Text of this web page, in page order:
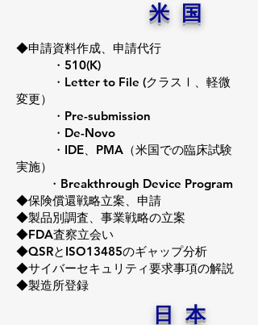
米 国
◆申請資料作成、申請代行
・510(K)
・Letter to File (クラスⅠ、軽微
変更）
・Pre-submission
・De-Novo
・IDE、PMA（米国での臨床試験
実施）
・Breakthrough Device Program
◆保険償還戦略立案、申請
◆製品別調査、事業戦略の立案
◆FDA査察立会い
◆QSRとISO13485のギャップ分析
◆サイバーセキュリティ要求事項の解説
◆製造所登録
日 本